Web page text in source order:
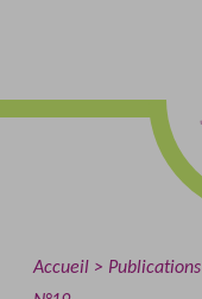
Accueil Publications